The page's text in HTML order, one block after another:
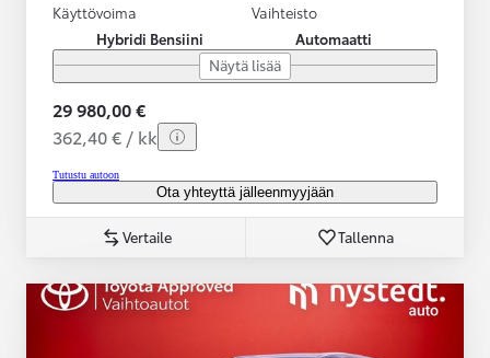
Käyttövoima
Hybridi Bensiini
Vaihteisto
Automaatti
Näytä lisää
29 980,00 €
362,40 € / kk
Tutustu autoon
Ota yhteyttä jälleenmyyjään
Vertaile Tallenna